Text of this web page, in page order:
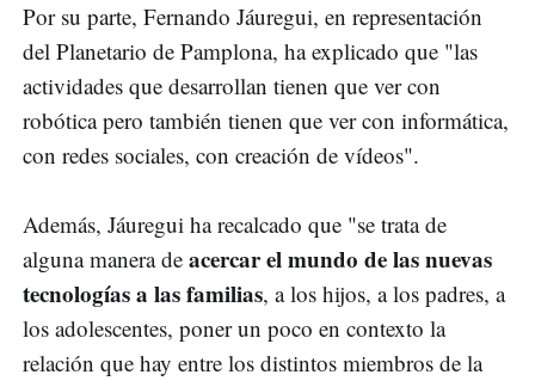
Por su parte, Fernando Jáuregui, en representación
del Planetario de Pamplona, ha explicado que "las
actividades que desarrollan tienen que ver con
robótica pero también tienen que ver con informática,
con redes sociales, con creación de vídeos".
Además, Jáuregui ha recalcado que "se trata de
alguna manera de acercar el mundo de las nuevas
tecnologías a las familias, a los hijos, a los padres, a
los adolescentes, poner un poco en contexto la
relación que hay entre los distintos miembros de la